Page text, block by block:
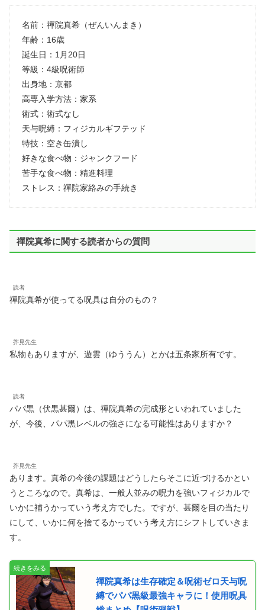
名前：禪院真希（ぜんいんまき）
年齢：16歳
誕生日：1月20日
等級：4級呪術師
出身地：京都
高専入学方法：家系
術式：術式なし
天与呪縛：フィジカルギフテッド
特技：空き缶潰し
好きな食べ物：ジャンクフード
苦手な食べ物：精進料理
ストレス：禪院家絡みの手続き
禪院真希に関する読者からの質問
読者
禪院真希が使ってる呪具は自分のもの？
芥見先生
私物もありますが、遊雲（ゆううん）とかは五条家所有です。
読者
パパ黒（伏黒甚爾）は、禪院真希の完成形といわれていました
が、今後、パパ黒レベルの強さになる可能性はありますか？
芥見先生
あります。真希の今後の課題はどうしたらそこに近づけるかとい
うところなので。真希は、一般人並みの呪力を強いフィジカルで
いかに補うかっていう考え方でした。ですが、甚爾を目の当たり
にして、いかに何を捨てるかっていう考え方にシフトしていきま
す。
禪院真希は生存確定＆呪術ゼロ天与呪
縛でパパ黒級最強キャラに！使用呪具